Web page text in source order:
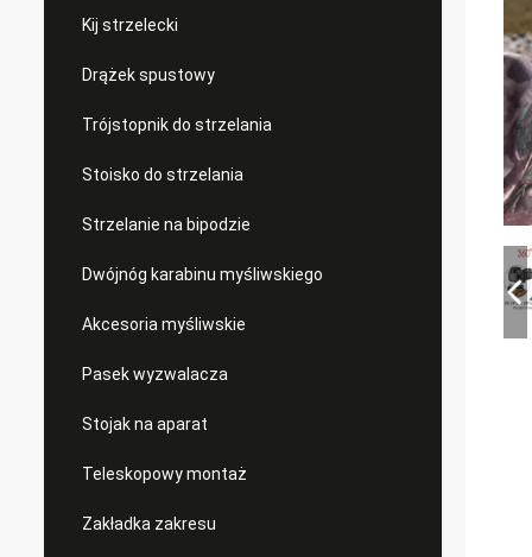
Kij strzelecki
Drążek spustowy
Trójstopnik do strzelania
Stoisko do strzelania
Strzelanie na bipodzie
Dwójnóg karabinu myśliwskiego
Akcesoria myśliwskie
Pasek wyzwalacza
Stojak na aparat
Teleskopowy montaż
Zakładka zakresu